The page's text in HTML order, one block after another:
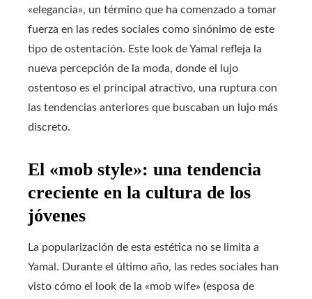
«elegancia», un término que ha comenzado a tomar
fuerza en las redes sociales como sinónimo de este
tipo de ostentación. Este look de Yamal refleja la
nueva percepción de la moda, donde el lujo
ostentoso es el principal atractivo, una ruptura con
las tendencias anteriores que buscaban un lujo más
discreto.
El «mob style»: una tendencia
creciente en la cultura de los
jóvenes
La popularización de esta estética no se limita a
Yamal. Durante el último año, las redes sociales han
visto cómo el look de la «mob wife» (esposa de